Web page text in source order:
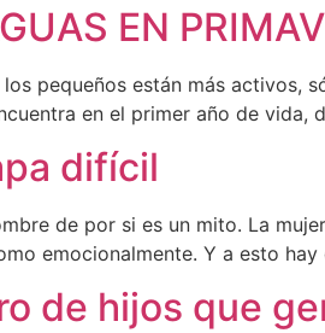
EN
pequeños están más activos,
en el primer año de vida,
difícil
de por si es un mito. La
emocionalmente. Y a esto
de hijos que